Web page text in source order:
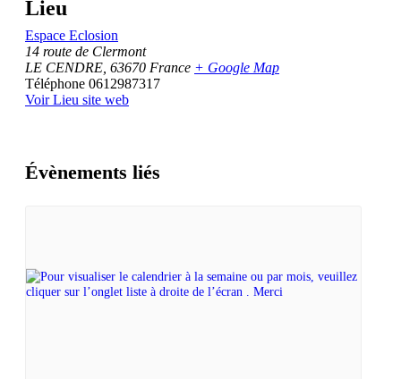
Lieu
Espace Eclosion
14 route de Clermont
LE CENDRE 63670 France + Google Map
Téléphone 0612987317
Voir Lieu site web
Évènements liés